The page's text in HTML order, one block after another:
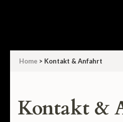
Home > Kontakt & Anfahrt
Kontakt &